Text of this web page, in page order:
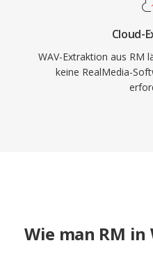
Cloud-
WAV-Extraktion aus RM
keine RealMedia-
Wie man RM